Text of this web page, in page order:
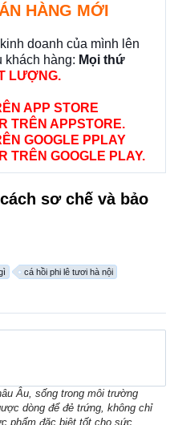
HÀNG MỚI
doanh của mình lên
khách hàng: Mọi thứ
LƯỢNG.
APP STORE
TRÊN APPSTORE.
GOOGLE PPLAY
TRÊN GOOGLE PLAY.
sơ chế và bảo
cá hồi phi lê tươi hà nội
Âu, sống trong môi trường
dòng để đẻ trứng, không chỉ
phẩm đặc biệt tốt cho sức